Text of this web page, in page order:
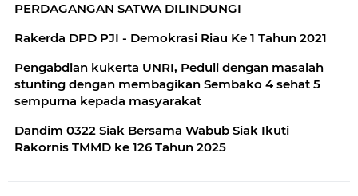
PERDAGANGAN SATWA DILINDUNGI
Rakerda DPD PJI - Demokrasi Riau Ke 1 Tahun 2021
Pengabdian kukerta UNRI, Peduli dengan masalah
stunting dengan membagikan Sembako 4 sehat 5
sempurna kepada masyarakat
Dandim 0322 Siak Bersama Wabub Siak Ikuti
Rakornis TMMD ke 126 Tahun 2025